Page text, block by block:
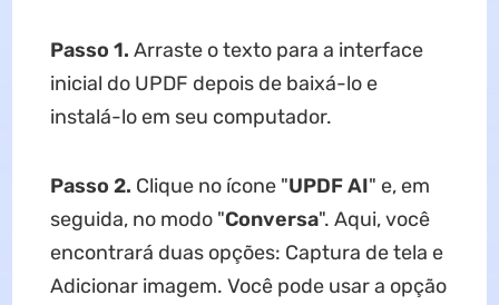
Passo 1. Arraste o texto para a interface
inicial do UPDF depois de baixá-lo e
instalá-lo em seu computador.
Passo 2. Clique no ícone "UPDF AI" e, em
seguida, no modo "Conversa". Aqui, você
encontrará duas opções: Captura de tela e
Adicionar imagem. Você pode usar a opção